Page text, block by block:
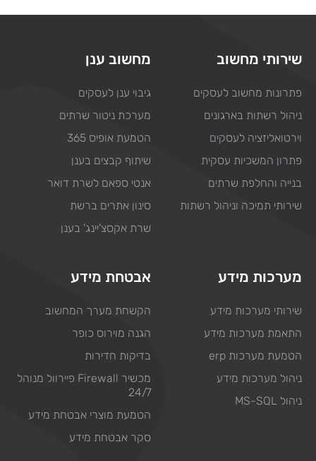
שירותי מחשוב
פתרונות מחשוב לעסקים
ניהול רשתות בארגונים
וירטואליזציה לעסקים
פתרון המשכיות עסקית
בנייה והחלפת שרתים
שירותי תמיכה וניהול רשתות
מחשוב ענן
גיבוי ענן לעסקים
מערכת ניטור שרתים
הטמעת אופיס 365
שיתוף קבצים בענן
אנטי ספאם לשרת דואר
סינון אתרים ברשת
שרת אקסצ'יינג' בענן
מערכות מידע
שירותי מערכות מידע
התאמת מערכות מידע
הטמעת מערכות erp
ניהול מערכות מידע
ניהול MS-SQL
אבטחת מידע
הקשחת מערך המחשוב
הגנה מוירוס כופר
בדיקות חדירות
מכשיר Firewall פיירוול מנוהל
24/7
הטמעת מוצרי אבטחת מידע
סקר אבטחת מידע